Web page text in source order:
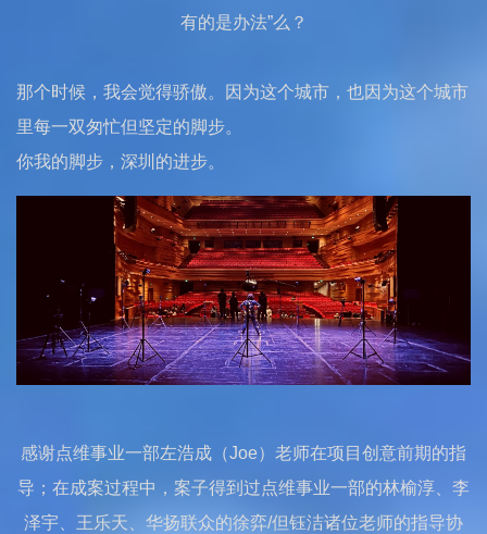
有的是办法”么？
那个时候，我会觉得骄傲。因为这个城市，也因为这个城市
里每一双匆忙但坚定的脚步。
你我的脚步，深圳的进步。
感谢点维事业一部左浩成（Joe）老师在项目创意前期的指
导；在成案过程中，案子得到过点维事业一部的林榆淳、李
泽宇、王乐天、华扬联众的徐弈/但钰洁诸位老师的指导协